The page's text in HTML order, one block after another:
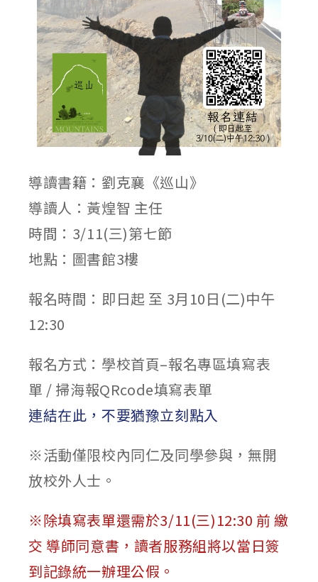
導讀書籍：劉克襄《巡山》
導讀人：黃煌智 主任
時間：3/11(三)第七節
地點：圖書館3樓
報名時間：即日起 至 3月10日(二)中午
12:30
報名方式：學校首頁–報名專區填寫表
單 / 掃海報QRcode填寫表單
連結在此，不要猶豫立刻點入
※活動僅限校內同仁及同學參與，無開
放校外人士。
※除填寫表單還需於3/11(三)12:30 前 繳
交 導師同意書，讀者服務組將以當日簽
到記錄統一辦理公假。